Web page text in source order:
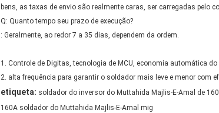
bens, as taxas de envio são realmente caras, ser carregadas pelo
Q: Quanto tempo seu prazo de execução?
: Geralmente, ao redor 7 a 35 dias, dependem da ordem.
1. Controle de Digitas, tecnologia de MCU, economia automática
2. alta frequência para garantir o soldador mais leve e menor com
etiqueta: soldador do inversor do Muttahida Majlis-E-Amal de
160A soldador do Muttahida Majlis-E-Amal mig